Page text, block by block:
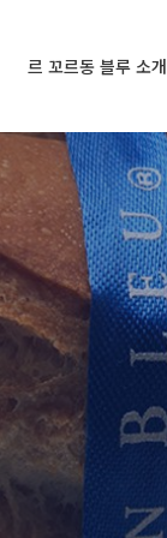
르 꼬르동 블루 소개